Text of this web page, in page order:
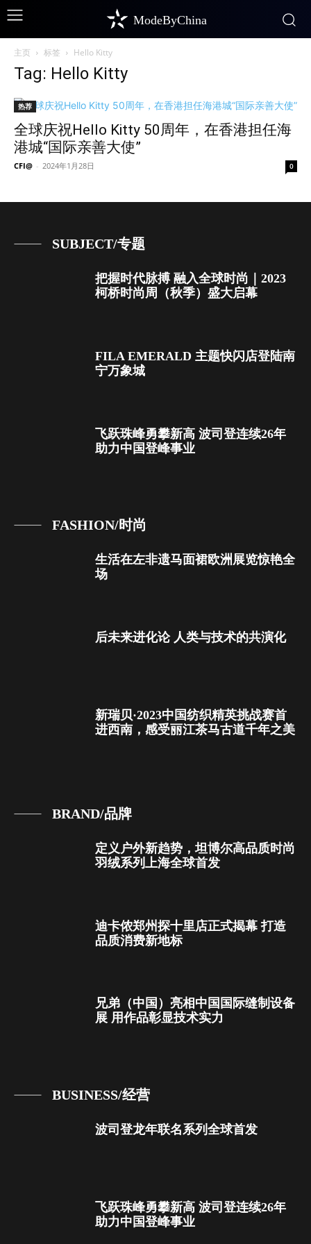
ModeByChina
主页 标签 Hello Kitty
Tag: Hello Kitty
热荐
全球庆祝Hello Kitty 50周年，在香港担任海
港城“国际亲善大使”
CFI@ - 2024年1月28日 0
SUBJECT/专题
把握时代脉搏 融入全球时尚｜2023
柯桥时尚周（秋季）盛大启幕
FILA EMERALD 主题快闪店登陆南
宁万象城
飞跃珠峰勇攀新高 波司登连续26年
助力中国登峰事业
FASHION/时尚
生活在左非遗马面裙欧洲展览惊艳全
场
后未来进化论 人类与技术的共演化
新瑞贝·2023中国纺织精英挑战赛首
进西南，感受丽江茶马古道千年之美
BRAND/品牌
定义户外新趋势，坦博尔高品质时尚
羽绒系列上海全球首发
迪卡侬郑州探十里店正式揭幕 打造
品质消费新地标
兄弟（中国）亮相中国国际缝制设备
展 用作品彰显技术实力
BUSINESS/经营
波司登龙年联名系列全球首发
飞跃珠峰勇攀新高 波司登连续26年
助力中国登峰事业